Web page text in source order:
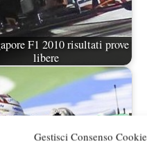
Gestisci Consenso Cookie
F1 2010 risultati prove
libere